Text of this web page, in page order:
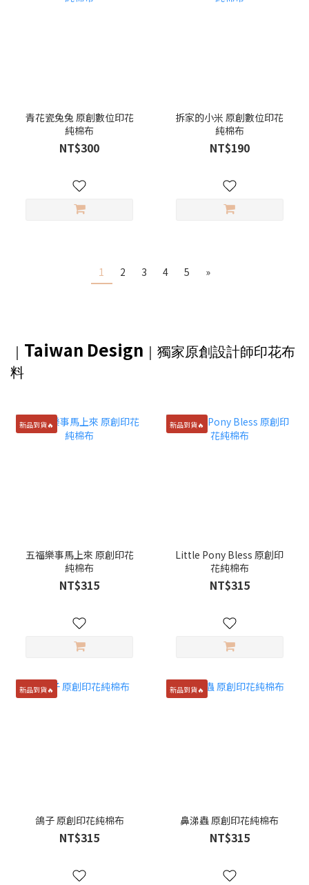
青花瓷兔兔 原創數位印花
純棉布
NT$300
拆家的小米 原創數位印花
純棉布
NT$190
1 2 3 4 5 »
｜ Taiwan Design ｜獨家原創設計師印花布
料
新品到貨🔥
五福樂事馬上來 原創印花
純棉布
NT$315
新品到貨🔥
Little Pony Bless 原創印
花純棉布
NT$315
新品到貨🔥
鴿子 原創印花純棉布
NT$315
新品到貨🔥
鼻涕蟲 原創印花純棉布
NT$315